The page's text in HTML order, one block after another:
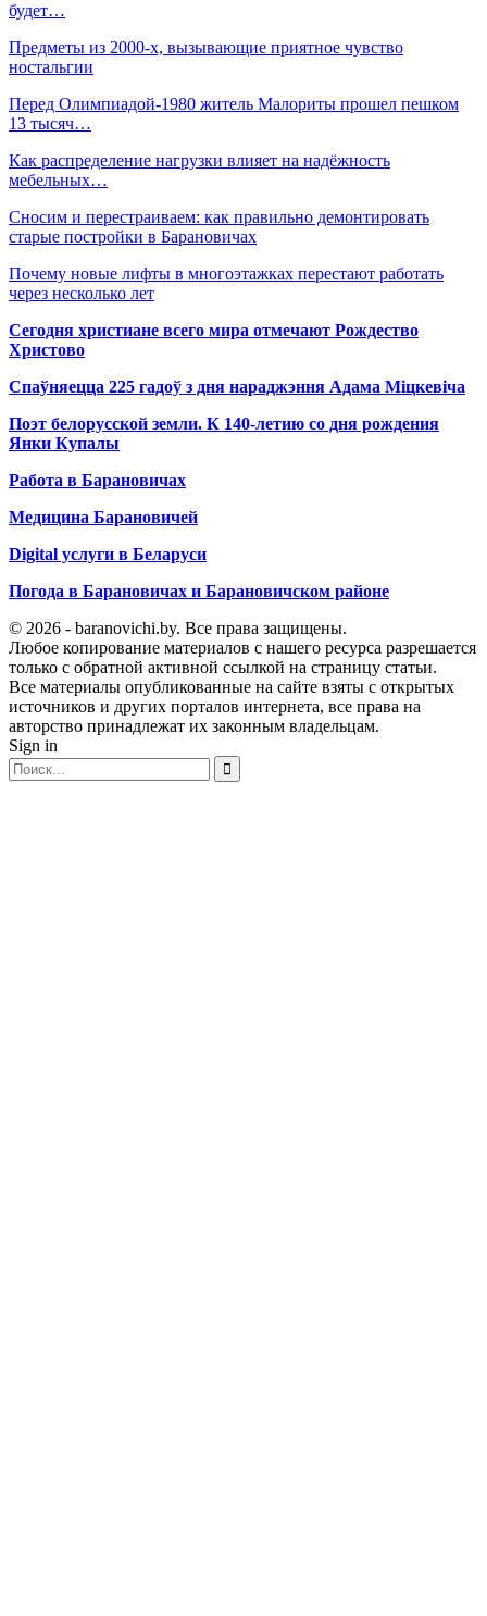
будет…
Предметы из 2000-х, вызывающие приятное чувство
ностальгии
Перед Олимпиадой-1980 житель Малориты прошел пешком
13 тысяч…
Как распределение нагрузки влияет на надёжность
мебельных…
Сносим и перестраиваем: как правильно демонтировать
старые постройки в Барановичах
Почему новые лифты в многоэтажках перестают работать
через несколько лет
Сегодня христиане всего мира отмечают Рождество
Христово
Спаўняецца 225 гадоў з дня нараджэння Адама Міцкевіча
Поэт белорусской земли. К 140-летию со дня рождения
Янки Купалы
Работа в Барановичах
Медицина Барановичей
Digital услуги в Беларуси
Погода в Барановичах и Барановичском районе
© 2026 - baranovichi.by. Все права защищены.
Любое копирование материалов с нашего ресурса разрешается
только с обратной активной ссылкой на страницу статьи.
Все материалы опубликованные на сайте взяты с открытых
источников и других порталов интернета, все права на
авторство принадлежат их законным владельцам.
Sign in